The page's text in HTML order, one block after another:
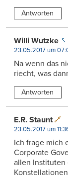
Antworten
Willi Wutzke
23.05.2017 um
Na wenn das
riecht, was
Antworten
E.R. Staunt
23.05.2017 um
Ich frage mich
Corporate
allen Instituten